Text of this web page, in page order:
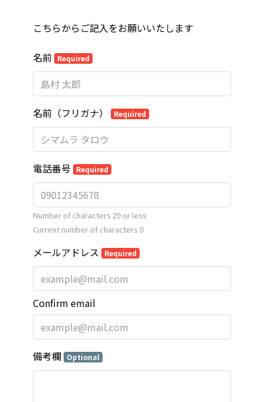
こちらからご記入をお願いいたします
名前 Required
名前（フリガナ） Required
電話番号 Required
Number of characters 20 or less
Current number of characters 0
メールアドレス Required
Confirm email
備考欄 Optional